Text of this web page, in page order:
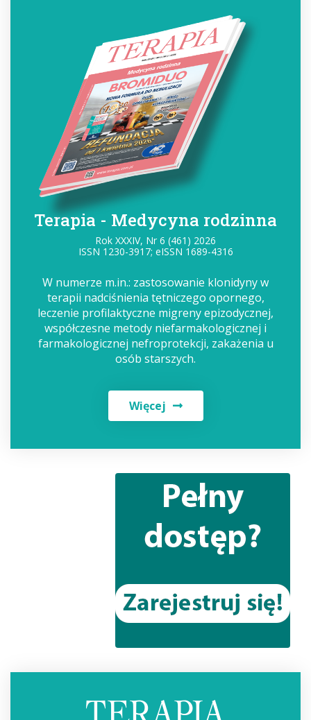
Terapia - Medycyna rodzinna
Rok XXXIV, Nr 6 (461) 2026
ISSN 1230-3917; eISSN 1689-4316
W numerze m.in.: zastosowanie klonidyny w
terapii nadciśnienia tętniczego opornego,
leczenie profilaktyczne migreny epizodycznej,
współczesne metody niefarmakologicznej i
farmakologicznej nefroprotekcji, zakażenia u
osób starszych.
Więcej